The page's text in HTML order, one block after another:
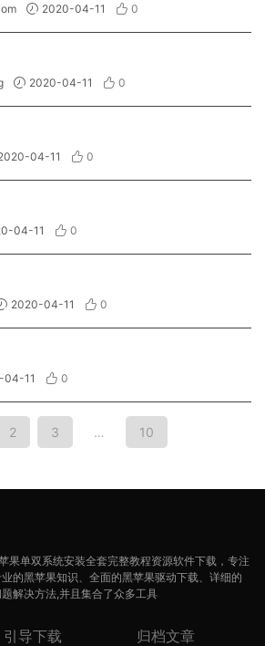
2020-04-11 0
2020-04-11 0
04-11 0
04-11 0
2020-04-11 0
04-11 0
2 3 … 10
单双系统安装全套完整教程资源软件下载，专注
的黑苹果知识、全面的黑苹果驱动下载、详细的
解决方法,并且集合了众多工具
引导下载 归档文章